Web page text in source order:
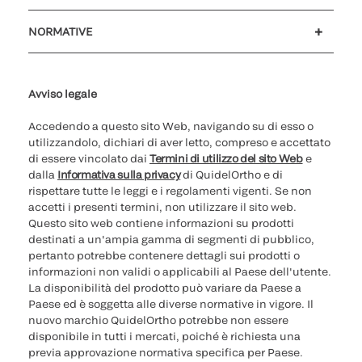
NORMATIVE
Avviso legale
Accedendo a questo sito Web, navigando su di esso o
utilizzandolo, dichiari di aver letto, compreso e accettato
di essere vincolato dai Termini di utilizzo del sito Webe
dalla Informativa sulla privacydi QuidelOrtho e di
rispettare tutte le leggi e i regolamenti vigenti. Se non
accetti i presenti termini, non utilizzare il sito web.
Questo sito web contiene informazioni su prodotti
destinati a un'ampia gamma di segmenti di pubblico,
pertanto potrebbe contenere dettagli sui prodotti o
informazioni non validi o applicabili al Paese dell'utente.
La disponibilità del prodotto può variare da Paese a
Paese ed è soggetta alle diverse normative in vigore. Il
nuovo marchio QuidelOrtho potrebbe non essere
disponibile in tutti i mercati, poiché è richiesta una
previa approvazione normativa specifica per Paese.